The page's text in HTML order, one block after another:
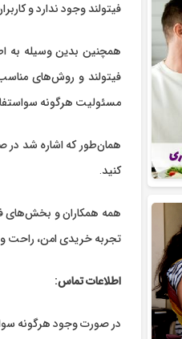
فیتولند وجود ندارد و
فیتولند و روش‌های
مسئولیت هرگونه
همان‌طور که اشاره شد در
کنید.
همه همکاران و بخش‌های
تجربه خریدی امن، راحت و
اطلاعات تماس:
در صورت وجود هرگونه